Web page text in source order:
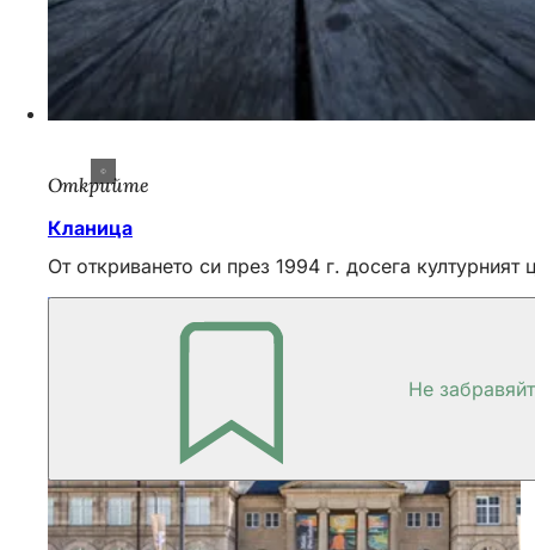
Открийте
Кланица
От откриването си през 1994 г. досега
Не